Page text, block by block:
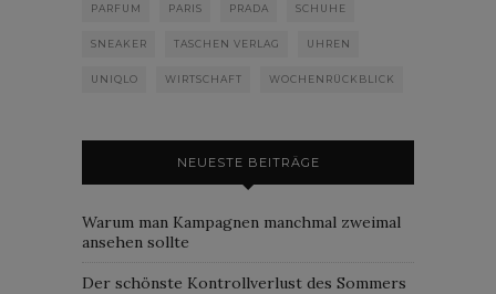
PARFUM PARIS PRADA SCHUHE
SNEAKER TASCHEN VERLAG UHREN
UNIQLO WIRTSCHAFT WOCHENRÜCKBLICK
NEUESTE BEITRÄGE
Warum man Kampagnen manchmal zweimal
ansehen sollte
Der schönste Kontrollverlust des Sommers